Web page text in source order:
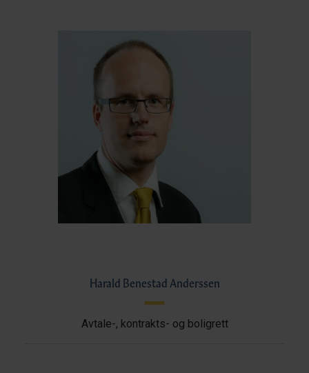
Harald Benestad Anderssen
Avtale-, kontrakts- og boligrett